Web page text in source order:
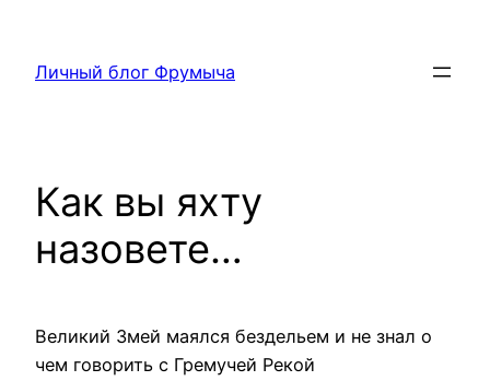
содержимому
Личный блог Фрумыча
Как вы яхту
назовете…
Великий Змей маялся бездельем и не знал о
чем говорить с Гремучей Рекой